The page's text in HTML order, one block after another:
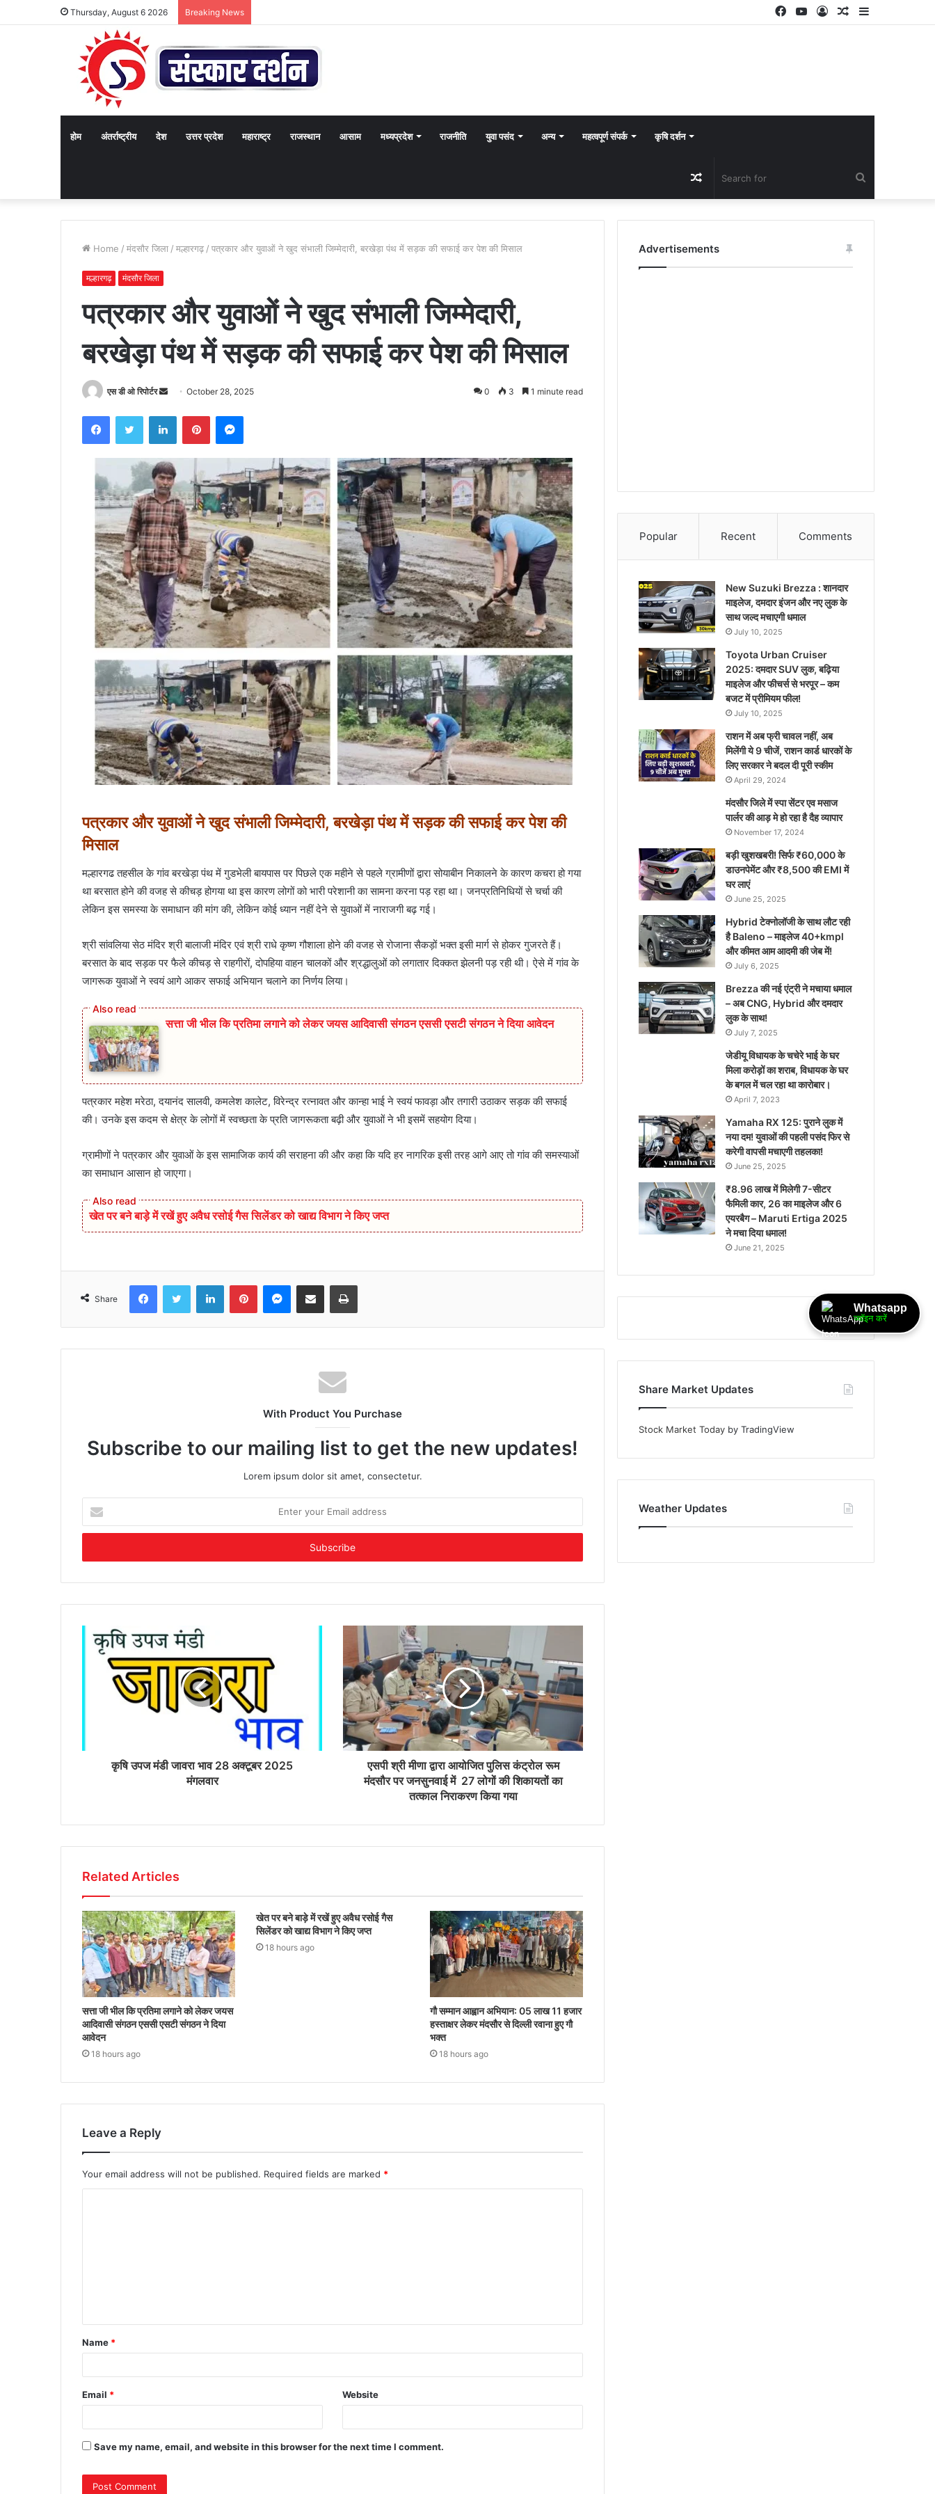
Thursday, August 6 2026 Breaking News Sidebar
Random
Log
YouTube
Facebook
होम अंतर्राष्ट्रीय देश उत्तर प्रदेश महाराष्ट्र राजस्थान आसाम मध्यप्रदेश राजनीति युवा पसंद अन्य महत्वपूर्ण संपर्क कृषि दर्शन
for
Random
Article
Home / मंदसौर जिला / मल्हारगढ़ / पत्रकार और युवाओं ने खुद संभाली जिम्मेदारी, बरखेड़ा पंथ में सड़क की सफाई कर पेश की मिसाल
मल्हारगढ़ मंदसौर जिला
पत्रकार और युवाओं ने खुद संभाली जिम्मेदारी,
बरखेड़ा पंथ में सड़क की सफाई कर पेश की मिसाल
एस डी ओ रिपोर्टर
SendOctober 28, 2025 0 3 1 minute read
FacebookTwitter LinkedInPinterestMessenger
पत्रकार और युवाओं ने खुद संभाली जिम्मेदारी, बरखेड़ा पंथ में सड़क की सफाई कर पेश की
मिसाल
मल्हारगढ तहसील के गांव बरखेड़ा पंथ में गुडभेली बायपास पर पिछले एक महीने से पहले ग्रामीणों द्वारा सोयाबीन निकालने के कारण कचरा हो गया
था बरसात होने की वजह से कीचड़ होगया था इस कारण लोगों को भारी परेशानी का सामना करना पड़ रहा था। जनप्रतिनिधियों से चर्चा की
लेकिन इस समस्या के समाधान की मांग की, लेकिन कोई ध्यान नहीं देने से युवाओं में नाराजगी बढ़ गई।
श्री सांवलिया सेठ मंदिर श्री बालाजी मंदिर एवं श्री राधे कृष्ण गौशाला होने की वजह से रोजाना सैकड़ों भक्त इसी मार्ग से होकर गुजरते हैं।
बरसात के बाद सड़क पर फैले कीचड़ से राहगीरों, दोपहिया वाहन चालकों और श्रद्धालुओं को लगातार दिक्कत झेलनी पड़ रही थी। ऐसे में गांव के
जागरूक युवाओं ने स्वयं आगे आकर सफाई अभियान चलाने का निर्णय लिया।
सत्ता जी भील कि प्रतिमा लगाने को लेकर जयस आदिवासी संगठन एससी एसटी संगठन ने दिया आवेदन
पत्रकार महेश मरेठा, दयानंद सालवी, कमलेश कालेट, विरेन्द्र रत्नावत और कान्हा भाई ने स्वयं फावड़ा और तगारी उठाकर सड़क की सफाई
की। उनके इस कदम से क्षेत्र के लोगों में स्वच्छता के प्रति जागरूकता बढ़ी और युवाओं ने भी इसमें सहयोग दिया।
ग्रामीणों ने पत्रकार और युवाओं के इस सामाजिक कार्य की सराहना की और कहा कि यदि हर नागरिक इसी तरह आगे आए तो गांव की समस्याओं
का समाधान आसान हो जाएगा।
खेत पर बने बाड़े में रखें हुए अवैध रसोई गैस सिलेंडर को खाद्य विभाग ने किए जप्त
Share
FacebookTwitter LinkedInPinterestMessenger
Share via Email Print
With Product You Purchase
Subscribe to our mailing list to get the new updates!
Lorem ipsum dolor sit amet, consectetur.
your
Email
कृषि उपज मंडी जावरा भाव 28 अक्टूबर 2025
मंगलवार
एसपी श्री मीणा द्वारा आयोजित पुलिस कंट्रोल रूम
मंदसौर पर जनसुनवाई में 27 लोगों की शिकायतों का
तत्काल निराकरण किया गया
Related Articles
सत्ता जी भील कि प्रतिमा लगाने को लेकर जयस
आदिवासी संगठन एससी एसटी संगठन ने दिया
आवेदन
18 hours ago
खेत पर बने बाड़े में रखें हुए अवैध रसोई गैस
सिलेंडर को खाद्य विभाग ने किए जप्त
18 hours ago
गौ सम्मान आह्वान अभियान: 05 लाख 11 हजार
हस्ताक्षर लेकर मंदसौर से दिल्ली रवाना हुए गौ
भक्त
18 hours ago
Leave a Reply
Your email address will not be published. Required fields are marked *
Name *
Email * Website
Save my name, email, and website in this browser for the next time I comment.
Advertisements
Popular Recent Comments
New Suzuki Brezza : शानदार
माइलेज, दमदार इंजन और नए लुक के
साथ जल्द मचाएगी धमाल
July 10, 2025
Toyota Urban Cruiser
2025: दमदार SUV लुक, बढ़िया
माइलेज और फीचर्स से भरपूर – कम
बजट में प्रीमियम फील!
July 10, 2025
राशन में अब फ्री चावल नहीं, अब
मिलेंगी ये 9 चीजें, राशन कार्ड धारकों के
लिए सरकार ने बदल दी पूरी स्कीम
April 29, 2024
मंदसौर जिले में स्पा सेंटर एव मसाज
पार्लर की आड़ मे हो रहा है दैह व्यापार
November 17, 2024
बड़ी खुशखबरी! सिर्फ ₹60,000 के
डाउनपेमेंट और ₹8,500 की EMI में
घर लाएं
June 25, 2025
Hybrid टेक्नोलॉजी के साथ लौट रही
है Baleno – माइलेज 40+kmpl
और कीमत आम आदमी की जेब में!
July 6, 2025
Brezza की नई एंट्री ने मचाया धमाल
– अब CNG, Hybrid और दमदार
लुक के साथ!
July 7, 2025
जेडीयू विधायक के चचेरे भाई के घर
मिला करोड़ों का शराब, विधायक के घर
के बगल में चल रहा था कारोबार।
April 7, 2023
Yamaha RX 125: पुराने लुक में
नया दम! युवाओं की पहली पसंद फिर से
करेगी वापसी मचाएगी तहलका!
June 25, 2025
₹8.96 लाख में मिलेगी 7-सीटर
फैमिली कार, 26 का माइलेज और 6
एयरबैग – Maruti Ertiga 2025
ने मचा दिया धमाल!
June 21, 2025
Share Market Updates
Stock Market Today by TradingView
Weather Updates
Whatsapp
ज्वॉइन करें